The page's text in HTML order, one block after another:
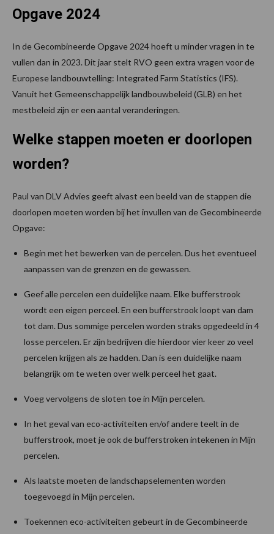
Opgave 2024
In de Gecombineerde Opgave 2024 hoeft u minder vragen in te
vullen dan in 2023. Dit jaar stelt RVO geen extra vragen voor de
Europese landbouwtelling: Integrated Farm Statistics (IFS).
Vanuit het Gemeenschappelijk landbouwbeleid (GLB) en het
mestbeleid zijn er een aantal veranderingen.
Welke stappen moeten er doorlopen
worden?
Paul van DLV Advies geeft alvast een beeld van de stappen die
doorlopen moeten worden bij het invullen van de Gecombineerde
Opgave:
Begin met het bewerken van de percelen. Dus het eventueel
aanpassen van de grenzen en de gewassen.
Geef alle percelen een duidelijke naam. Elke bufferstrook
wordt een eigen perceel. En een bufferstrook loopt van dam
tot dam. Dus sommige percelen worden straks opgedeeld in 4
losse percelen. Er zijn bedrijven die hierdoor vier keer zo veel
percelen krijgen als ze hadden. Dan is een duidelijke naam
belangrijk om te weten over welk perceel het gaat.
Voeg vervolgens de sloten toe in Mijn percelen.
In het geval van eco-activiteiten en/of andere teelt in de
bufferstrook, moet je ook de bufferstroken intekenen in Mijn
percelen.
Als laatste moeten de landschapselementen worden
toegevoegd in Mijn percelen.
Toekennen eco-activiteiten gebeurt in de Gecombineerde